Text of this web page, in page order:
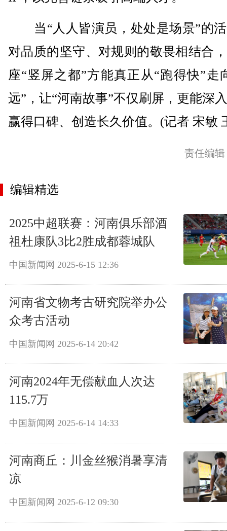
当“人人皆演员，处处是场景”的
对品质的坚守、对规则的敬畏相结合
座“竖屏之都”方能真正从“跑得快”走
远”，让“河南故事”不仅刷屏，更能深
赢得口碑、创造长久价值。(记者 宋敏
责任编
编辑精选
2025中超联赛：河南俱乐部酒
祖杜康队3比2胜成都蓉城队
中国新闻网 2025-6-15 12:36
河南省文物考古研究院举办公
众考古活动
中国新闻网 2025-6-14 20:42
河南2024年无偿献血人次达
115.7万
中国新闻网 2025-6-14 14:33
河南商丘：川金丝猴消暑享清
凉
中国新闻网 2025-6-12 09:30